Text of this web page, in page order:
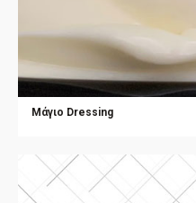
Μάγιο Dressing